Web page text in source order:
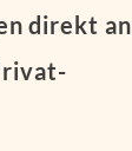
direkt an